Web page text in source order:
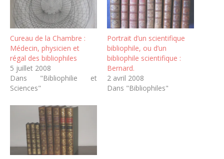
Cureau de la Chambre :
Médecin, physicien et
régal des bibliophiles
5 juillet 2008
Dans "Bibliophilie et
Sciences"
Portrait d’un scientifique
bibliophile, ou d’un
bibliophile scientifique :
Bernard.
2 avril 2008
Dans "Bibliophiles"